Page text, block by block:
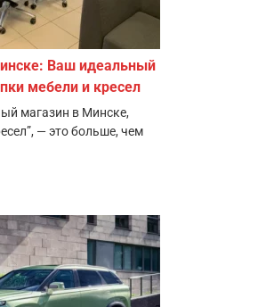
Ваш идеальный
мебели и кресел
магазин в Минске,
— это больше, чем